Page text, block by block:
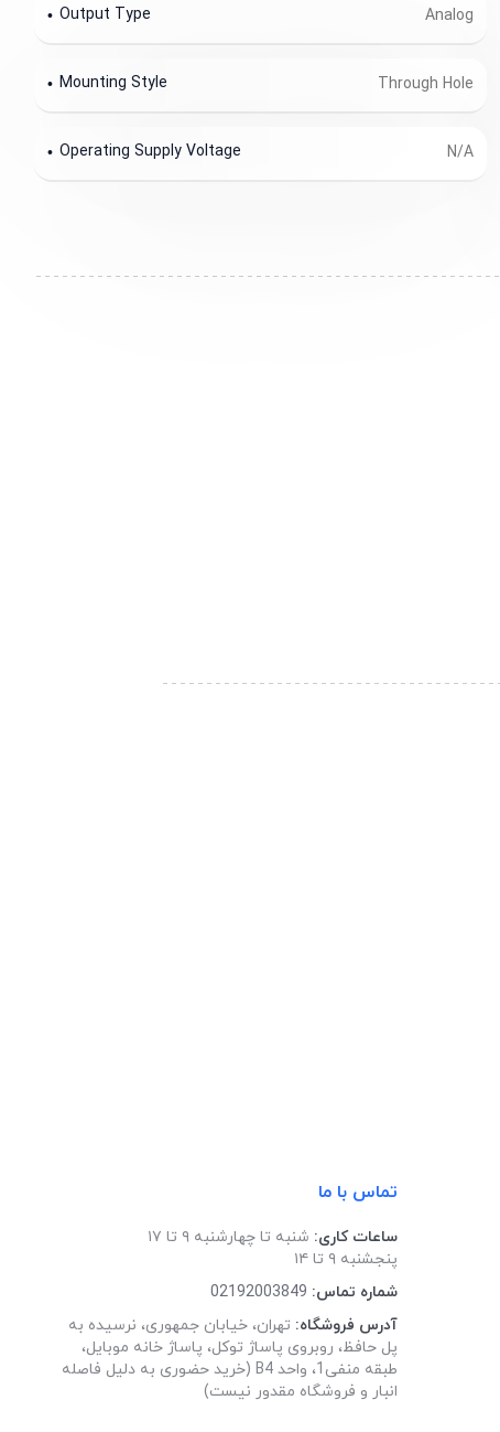
Analog
Output Type
Through Hole
Mounting Style
N/A
Operating Supply Voltage
تماس با ما
ساعات کاری: شنبه تا چهارشنبه ۹ تا ۱۷
پنجشنبه ۹ تا ۱۴
شماره تماس: 02192003849
آدرس فروشگاه: تهران، خیابان جمهوری، نرسیده به
پل حافظ، روبروی پاساژ توکل، پاساژ خانه موبایل،
طبقه منفی1، واحد B4 (خرید حضوری به دلیل فاصله
انبار و فروشگاه مقدور نیست)